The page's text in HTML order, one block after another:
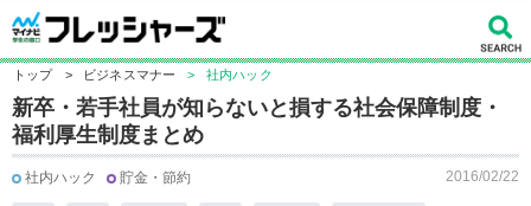
トップ > ビジネスマナー > 社内ハック
新卒・若手社員が知らないと損する社会保障制度・
福利厚生制度まとめ
社内ハック 貯金・節約 2016/02/22